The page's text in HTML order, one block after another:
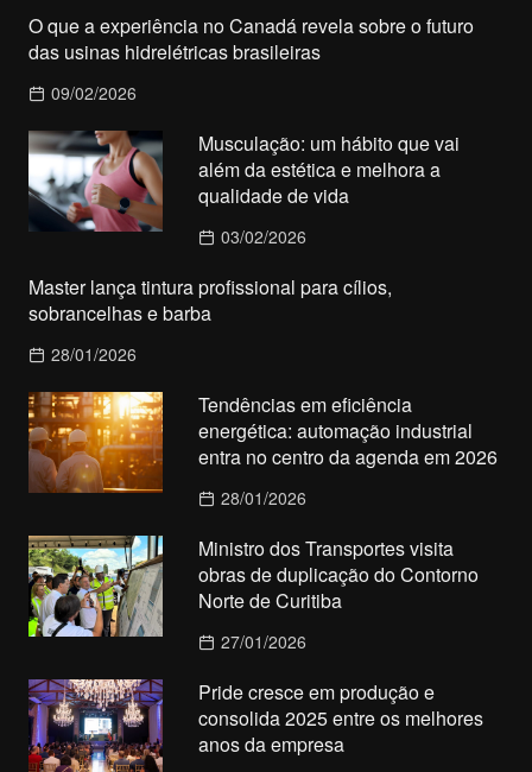
O que a experiência no Canadá revela sobre o futuro
das usinas hidrelétricas brasileiras
09/02/2026
Musculação: um hábito que vai
além da estética e melhora a
qualidade de vida
03/02/2026
Master lança tintura profissional para cílios,
sobrancelhas e barba
28/01/2026
Tendências em eficiência
energética: automação industrial
entra no centro da agenda em 2026
28/01/2026
Ministro dos Transportes visita
obras de duplicação do Contorno
Norte de Curitiba
27/01/2026
Pride cresce em produção e
consolida 2025 entre os melhores
anos da empresa